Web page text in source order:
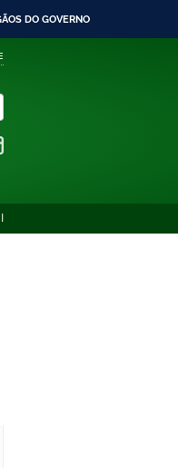
DO GOVERNO